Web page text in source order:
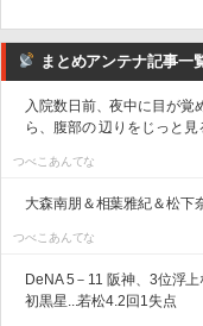
まとめアンテナ記事一
入院数日前、夜中に目が覚
ら、腹部の 辺りをじっと見
つべこあんてな
大森南朋＆相葉雅紀＆松
つべこあんてな
DeNA 5－11 阪神、3位浮
初黒星...若松4.2回1失点